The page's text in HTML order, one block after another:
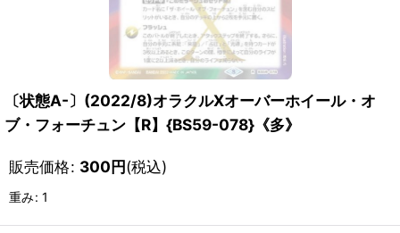
〔状態A-〕(2022/8)オラクルXオーバーホイール・オ
ブ・フォーチュン【R】{BS59-078}《多》
販売価格: 300円(税込)
重み: 1